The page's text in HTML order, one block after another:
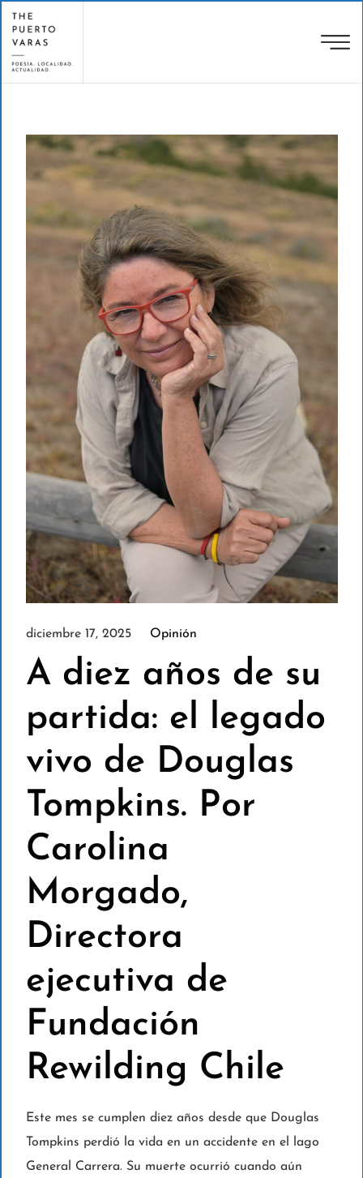
diciembre 17, 2025 Opinión
A diez años de su
partida: el legado
vivo de Douglas
Tompkins. Por
Carolina
Morgado,
Directora
ejecutiva de
Fundación
Rewilding Chile
Este mes se cumplen diez años desde que Douglas
Tompkins perdió la vida en un accidente en el lago
General Carrera. Su muerte ocurrió cuando aún